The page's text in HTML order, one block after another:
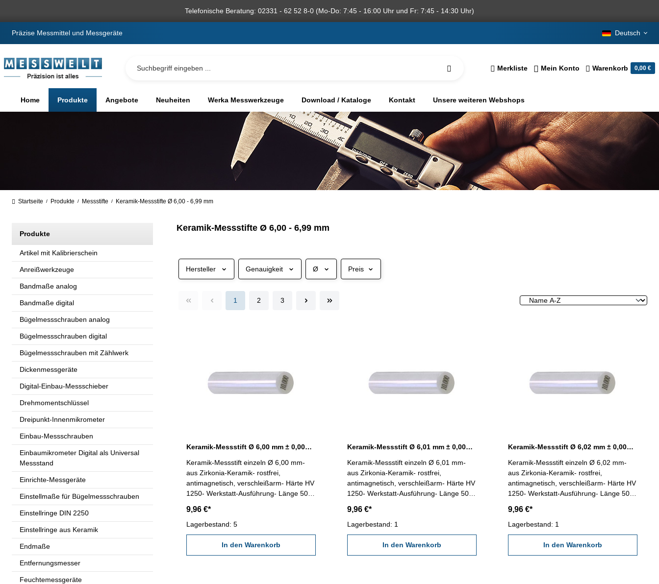
Telefonische Beratung: 02331 - 62 52 8-0 (Mo-Do: 7:45 - 16:00 Uhr und Fr: 7:45 - 14:30 Uhr)
Präzise Messmittel und Messgeräte Deutsch
Merkliste Mein Konto Warenkorb 0,00 €
Home Produkte Angebote Neuheiten Werka Messwerkzeuge Download / Kataloge Kontakt Unsere weiteren Webshops
Startseite / Produkte / Messstifte / Keramik-Messstifte Ø 6,00 - 6,99 mm
Produkte
Artikel mit Kalibrierschein
Anreißwerkzeuge
Bandmaße analog
Bandmaße digital
Bügelmessschrauben analog
Bügelmessschrauben digital
Bügelmessschrauben mit Zählwerk
Dickenmessgeräte
Digital-Einbau-Messschieber
Drehmomentschlüssel
Dreipunkt-Innenmikrometer
Einbau-Messschrauben
Einbaumikrometer Digital als Universal
Messstand
Einrichte-Messgeräte
Einstellmaße für Bügelmessschrauben
Einstellringe DIN 2250
Einstellringe aus Keramik
Endmaße
Entfernungsmesser
Feuchtemessgeräte
Keramik-Messstifte Ø 6,00 - 6,99 mm
Hersteller Genauigkeit Ø Preis
1 2 3
Keramik-Messstift Ø 6,00 mm ± 0,0015 mm
Keramik-Messstift einzeln Ø 6,00 mm-
aus Zirkonia-Keramik- rostfrei,
antimagnetisch, verschleißarm- Härte HV
1250- Werkstatt-Ausführung- Länge 50
Kunststoff-Dose
9,96 €*
Lagerbestand: 5
In den Warenkorb
Keramik-Messstift Ø 6,01 mm ± 0,0015 mm
Keramik-Messstift einzeln Ø 6,01 mm-
aus Zirkonia-Keramik- rostfrei,
antimagnetisch, verschleißarm- Härte HV
1250- Werkstatt-Ausführung- Länge 50
Kunststoff-Dose
9,96 €*
Lagerbestand: 1
In den Warenkorb
Keramik-Messstift Ø 6,02 mm ± 0,0015 mm
Keramik-Messstift einzeln Ø 6,02 mm-
aus Zirkonia-Keramik- rostfrei,
antimagnetisch, verschleißarm- Härte HV
1250- Werkstatt-Ausführung- Länge 50
Kunststoff-Dose
9,96 €*
Lagerbestand: 1
In den Warenkorb